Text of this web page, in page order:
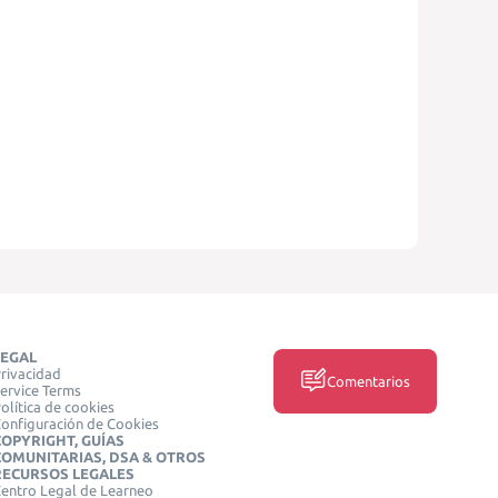
Terms
de cookies
de Cookies
GUÍAS
DSA & OTROS
LEGALES
Legal de Learneo
Comentarios